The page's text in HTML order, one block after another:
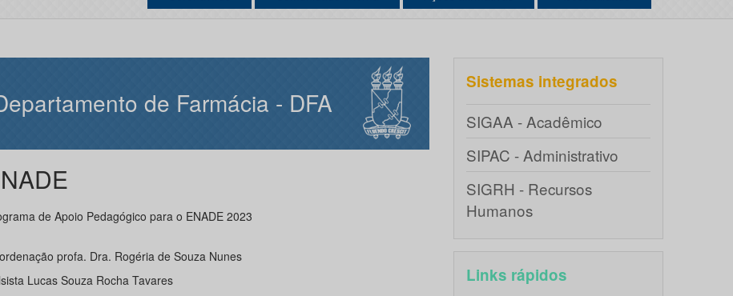
de Farmácia - DFA
de Apoio Pedagógico para o ENADE 2023
profa. Dra. Rogéria de Souza Nunes
Lucas Souza Rocha Tavares
Sistemas integrados
SIGAA - Acadêmico
SIPAC - Administrativo
SIGRH - Recursos
Humanos
Links rápidos